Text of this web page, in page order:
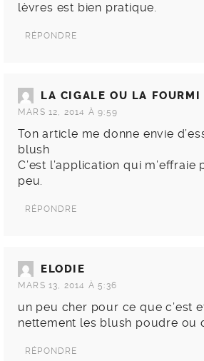
lèvres est bien pratique.
RÉPONDRE
LA CIGALE OU LA FOURMI
MARS 12, 2014 À 9:59
Ton article me donne envie
blush
C’est l’application qui m’effraie
peu.
RÉPONDRE
ELODIE
MARS 13, 2014 À 5:36
un peu cher pour ce que c’est
nettement les blush poudre ou
RÉPONDRE